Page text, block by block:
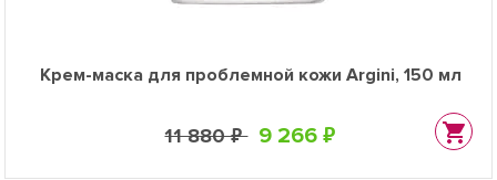
Крем-маска для проблемной кожи Argini, 150 мл
11 880 ₽ 9 266 ₽